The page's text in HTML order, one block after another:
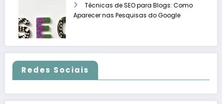
Técnicas de SEO para Blogs: Como
Aparecer nas Pesquisas do Google
Redes Sociais